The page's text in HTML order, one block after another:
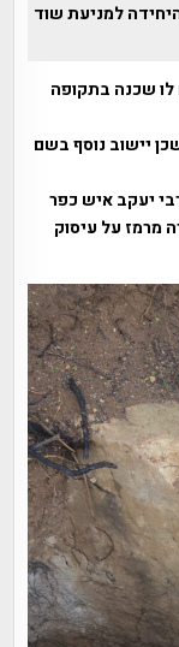
למניעת שוד
לו שכנה בתקופה
וממערב שכן יישוב נוסף בשם
יעקב איש כפר
מרמז על עיסוק